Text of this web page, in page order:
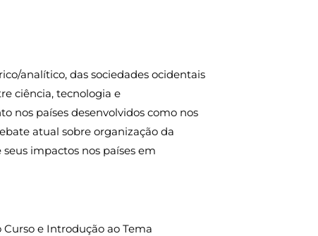
analítico, das sociedades ocidentais
ciência, tecnologia e
nos países desenvolvidos como nos
atual sobre organização da
impactos nos países em
e Introdução ao Tema